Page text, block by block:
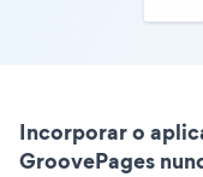
Incorporar o
GroovePages